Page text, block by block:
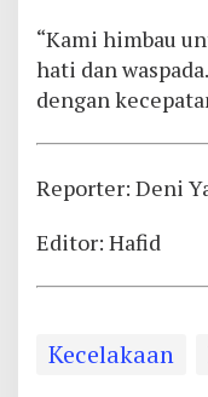
“Kami himbau
hati dan
dengan
Reporter: Deni
Editor: Hafid
Kecelakaan